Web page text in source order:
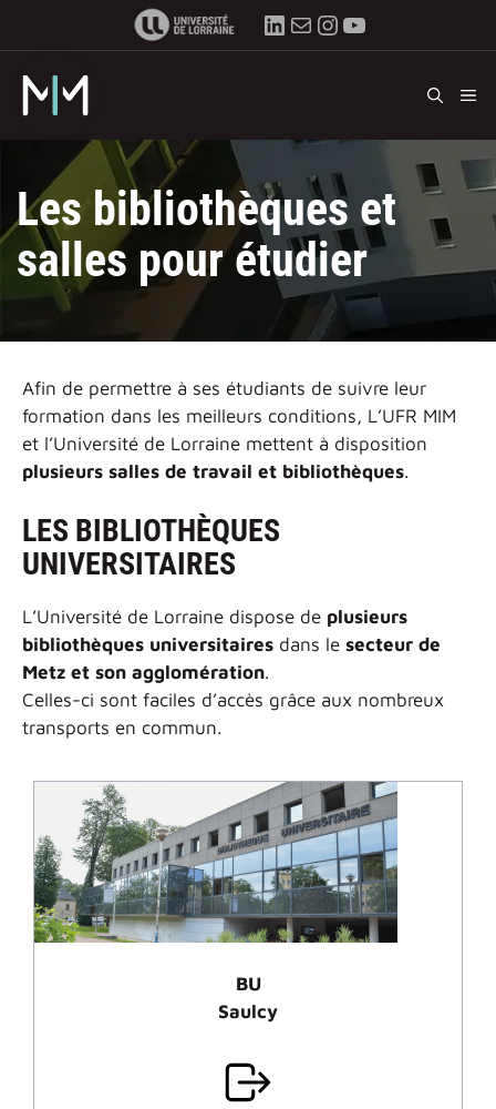
LinkedIn
E-mailInstagram
YouTube
Les bibliothèques et
salles pour étudier
Afin de permettre à ses étudiants de suivre leur
formation dans les meilleurs conditions, L’UFR MIM
et l’Université de Lorraine mettent à disposition
plusieurs salles de travail et bibliothèques.
LES BIBLIOTHÈQUES
UNIVERSITAIRES
L’Université de Lorraine dispose de plusieurs
bibliothèques universitaires dans le secteur de
Metz et son agglomération.
Celles-ci sont faciles d’accès grâce aux nombreux
transports en commun.
BU
Saulcy